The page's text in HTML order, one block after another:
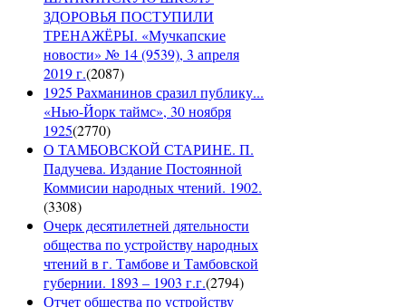
ЗДОРОВЬЯ ПОСТУПИЛИ
ТРЕНАЖЁРЫ. «Мучкапские
новости» № 14 (9539), 3 апреля
2019 г.(2087)
1925 Рахманинов сразил публику...
«Нью-Йорк таймс», 30 ноября
1925(2770)
О ТАМБОВСКОЙ СТАРИНЕ. П.
Падучева. Издание Постоянной
Коммисии народных чтений. 1902.
(3308)
Очерк десятилетней дятельности
общества по устройству народных
чтений в г. Тамбове и Тамбовской
губернии. 1893 – 1903 г.г.(2794)
Отчет общества по устройству